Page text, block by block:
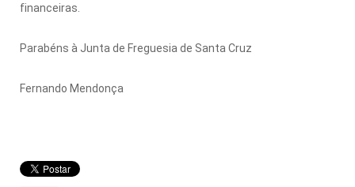
financeiras.
Parabéns à Junta de Freguesia de Santa Cruz
Fernando Mendonça